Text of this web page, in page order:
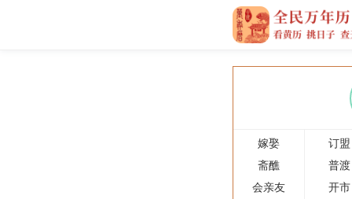
嫁娶
订盟
斋醮
普渡
会亲友
开市